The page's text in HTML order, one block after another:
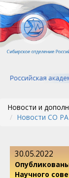
Перейти
к
основному
содержанию
Новости и
Новости СО
30.05.2022
Научного